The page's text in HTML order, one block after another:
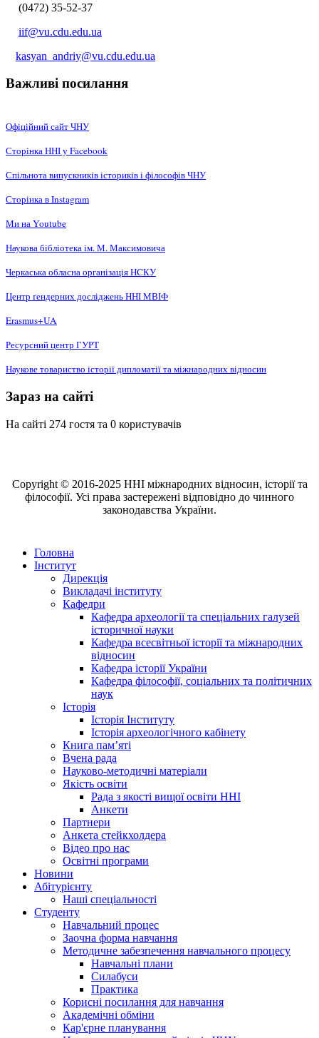
(0472) 35-52-37
iif@vu.cdu.edu.ua
kasyan_andriy@vu.cdu.edu.ua
Важливі посилання
Офіційний сайт ЧНУ
Сторінка ННІ у Facebook
Спільнота випускників істориків і філософів ЧНУ
Сторінка в Instagram
Ми на Youtube
Наукова бібліотека ім. М. Максимовича
Черкаська обласна організація НCКУ
Центр ґендерних досліджень ННІ МВІФ
Erasmus+UA
Ресурсний центр ГУРТ
Наукове товариство історії дипломатії та міжнародних відносин
Зараз на сайті
На сайті 274 гостя та 0 користувачів
Copyright © 2016-2025 ННІ міжнародних відносин, історії та
філософії. Усі права застережені відповідно до чинного
законодавства України.
Головна
Інститут
Дирекція
Викладачі інституту
Кафедри
Кафедра археології та спеціальних галузей
історичної науки
Кафедра всесвітньої історії та міжнародних
відносин
Кафедра історії України
Кафедра філософії, соціальних та політичних
наук
Історія
Історія Інституту
Історія археологічного кабінету
Книга памʼяті
Вчена рада
Науково-методичні матеріали
Якість освіти
Рада з якості вищої освіти ННІ
Анкети
Партнери
Анкета стейкхолдера
Відео про нас
Освітні програми
Hовини
Абітурієнту
Наші спеціальності
Студенту
Навчальний процес
Заочна форма навчання
Методичне забезпечення навчального процесу
Навчальні плани
Силабуси
Практика
Корисні посилання для навчання
Академічні обміни
Кар'єрне планування